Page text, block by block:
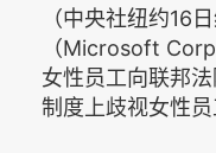
（中央社纽约16
（Microsoft
女性员工向联邦
制度上歧视女性员